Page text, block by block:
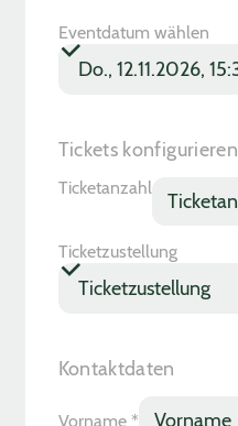
Eventdatum wählen
Tickets konfigurieren
Ticketanzahl
Ticketzustellung
Kontaktdaten
Vorname *
*